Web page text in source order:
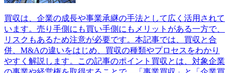
買収は、企業の成長や事業承継の手法として広く活用されて
います。売り手側にも買い手側にもメリットがある一方で、
リスクもあるため注意が必要です。本記事では、買収と合
併、M&Aの違いをはじめ、買収の種類やプロセスをわかり
やすく解説します。この記事のポイント買収とは、対象企業